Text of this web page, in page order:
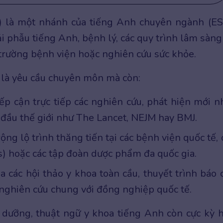
một nhánh của tiếng Anh chuyên ngành
tiếng Anh, bệnh lý, các quy trình lâm sàng
bệnh viện hoặc nghiên cứu sức khỏe.
yêu cầu chuyên môn mà còn:
cận trực tiếp các nghiên cứu, phát hiện mới
thế giới như The Lancet, NEJM hay BMJ.
lộ trình thăng tiến tại các bệnh viện quốc tế,
hoặc các tập đoàn dược phẩm đa quốc gia.
các hội thảo y khoa toàn cầu, thuyết trình báo
cứu chung với đồng nghiệp quốc tế.
thuật ngữ y khoa tiếng Anh còn cực kỳ